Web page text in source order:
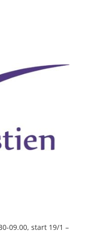
09.00, start 19/1 –